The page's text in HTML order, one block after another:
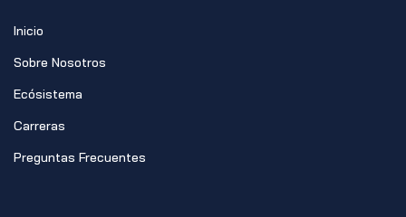
Inicio
Sobre Nosotros
Ecósistema
Carreras
Preguntas Frecuentes